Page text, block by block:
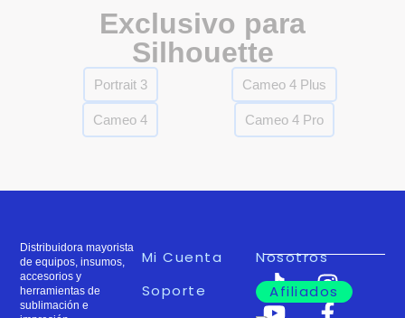
Exclusivo para
Silhouette
Portrait 3 Cameo 4 Plus
Cameo 4 Cameo 4 Pro
Distribuidora mayorista
de equipos, insumos,
accesorios y
herramientas de
sublimación e
Mi Cuenta
Soporte
Nosotros
Afiliados